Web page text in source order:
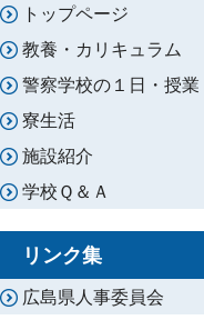
トップページ
教養・カリキュラム
警察学校の１日・授業
寮生活
施設紹介
学校Ｑ＆Ａ
リンク集
広島県人事委員会